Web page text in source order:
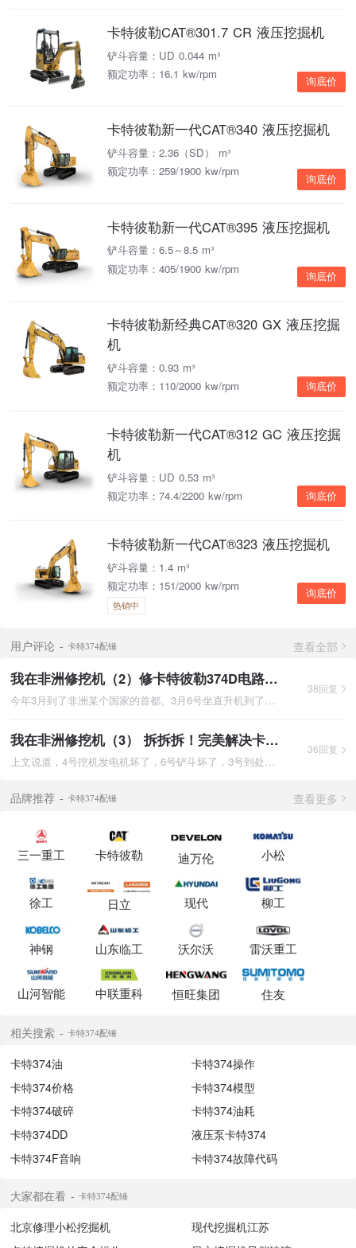
卡特彼勒CAT®301.7 CR 液压挖掘机
铲斗容量：UD 0.044 m³
额定功率：16.1 kw/rpm
询底价
卡特彼勒新一代CAT®340 液压挖掘机
铲斗容量：2.36（SD） m³
额定功率：259/1900 kw/rpm
询底价
卡特彼勒新一代CAT®395 液压挖掘机
铲斗容量：6.5～8.5 m³
额定功率：405/1900 kw/rpm
询底价
卡特彼勒新经典CAT®320 GX 液压挖掘
机
铲斗容量：0.93 m³
额定功率：110/2000 kw/rpm
询底价
卡特彼勒新一代CAT®312 GC 液压挖掘
机
铲斗容量：UD 0.53 m³
额定功率：74.4/2200 kw/rpm
询底价
卡特彼勒新一代CAT®323 液压挖掘机
铲斗容量：1.4 m³
额定功率：151/2000 kw/rpm
热销中
询底价
用户评论 卡特374配锤 查看全部
我在非洲修挖机（2）修卡特彼勒374D电路 遇上坑爹老外！（删减版）
今年3月到了非洲某个国家的首都。3月6号坐直升机到了矿山上，第
38回复
我在非洲修挖机（3） 拆拆拆！完美解决卡特彼勒374D发电机及空调问题
上文说道，4号挖机发电机坏了，6号铲斗坏了，3号到处漏油。老外
36回复
品牌推荐 卡特374配锤 查看更多
三一重工 卡特彼勒 迪万伦 小松
徐工 日立 现代 柳工
神钢 山东临工 沃尔沃 雷沃重工
山河智能 中联重科 恒旺集团 住友
相关搜索 卡特374配锤
卡特374油
卡特374操作
卡特374价格
卡特374模型
卡特374破碎
卡特374油耗
卡特374DD
液压泵卡特374
卡特374F音响
卡特374故障代码
大家都在看 卡特374配锤
北京修理小松挖掘机
现代挖掘机江苏